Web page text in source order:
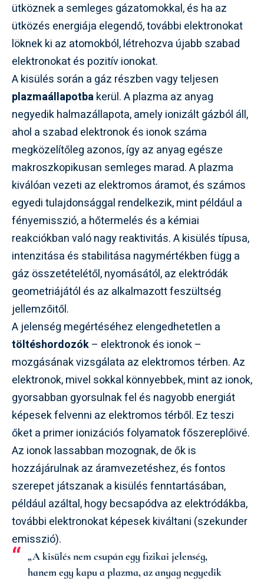
ütköznek a semleges gázatomokkal, és ha az
ütközés energiája elegendő, további elektronokat
löknek ki az atomokból, létrehozva újabb szabad
elektronokat és pozitív ionokat.
A kisülés során a gáz részben vagy teljesen
plazmaállapotbakerül. A plazma az anyag
negyedik halmazállapota, amely ionizált gázból áll,
ahol a szabad elektronok és ionok száma
megközelítőleg azonos, így az anyag egésze
makroszkopikusan semleges marad. A plazma
kiválóan vezeti az elektromos áramot, és számos
egyedi tulajdonsággal rendelkezik, mint például a
fényemisszió, a hőtermelés és a kémiai
reakciókban való nagy reaktivitás. A kisülés típusa,
intenzitása és stabilitása nagymértékben függ a
gáz összetételétől, nyomásától, az elektródák
geometriájától és az alkalmazott feszültség
jellemzőitől.
A jelenség megértéséhez elengedhetetlen a
töltéshordozók– elektronok és ionok –
mozgásának vizsgálata az elektromos térben. Az
elektronok, mivel sokkal könnyebbek, mint az ionok,
gyorsabban gyorsulnak fel és nagyobb energiát
képesek felvenni az elektromos térből. Ez teszi
őket a primer ionizációs folyamatok főszereplőivé.
Az ionok lassabban mozognak, de ők is
hozzájárulnak az áramvezetéshez, és fontos
szerepet játszanak a kisülés fenntartásában,
például azáltal, hogy becsapódva az elektródákba,
további elektronokat képesek kiváltani (szekunder
emisszió).
„A kisülés nem csupán egy fizikai jelenség,
hanem egy kapu a plazma, az anyag negyedik